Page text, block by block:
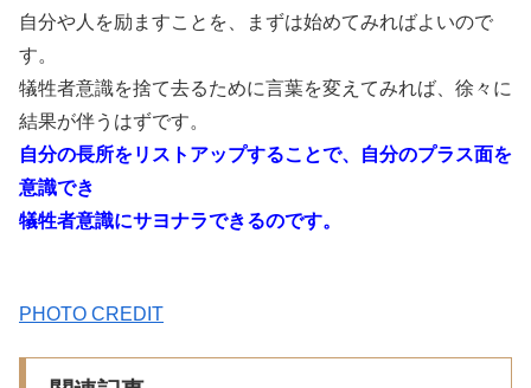
自分や人を励ますことを、まずは始めてみればよいので
す。
犠牲者意識を捨て去るために言葉を変えてみれば、徐々に
結果が伴うはずです。
自分の長所をリストアップすることで、自分のプラス面を
意識でき
犠牲者意識にサヨナラできるのです。
PHOTO CREDIT